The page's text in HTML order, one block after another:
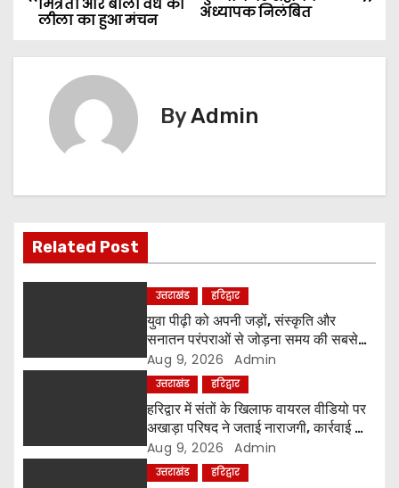
o
s
v
g
t
n
अध्यापक निलंबित
मित्रता और बाली वध की
लीला का हुआ मंचन
ByAdmin
Related Post
उत्तराखंड हरिद्वार
युवा पीढ़ी को अपनी जड़ों, संस्कृति और
सनातन परंपराओं से जोड़ना समय की सबसे
बड़ी आवश्यकता-श्रीमहंत रविंद्रपुरी
Aug 9, 2026 Admin
उत्तराखंड हरिद्वार
हरिद्वार में संतों के खिलाफ वायरल वीडियो पर
अखाड़ा परिषद ने जताई नाराजगी, कार्रवाई की
चेतावनी दी
Aug 9, 2026 Admin
उत्तराखंड हरिद्वार